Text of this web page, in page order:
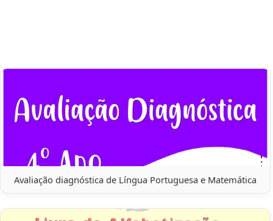
Avaliação diagnóstica de Língua Portuguesa e Matemática